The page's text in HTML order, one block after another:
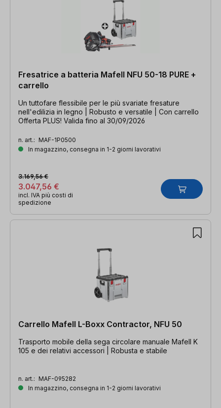
Fresatrice a batteria Mafell NFU 50-18 PURE +
carrello
Un tuttofare flessibile per le più svariate fresature
nell'edilizia in legno | Robusto e versatile | Con carrello
Offerta PLUS! Valida fino al 30/09/2026
n. art.: MAF-1P0500
In magazzino, consegna in 1-2 giorni lavorativi
3.047,56 €
3.169,56 €
incl. IVA più costi di
spedizione
Carrello Mafell L-Boxx Contractor, NFU 50
Trasporto mobile della sega circolare manuale Mafell K
105 e dei relativi accessori | Robusta e stabile
n. art.: MAF-095282
In magazzino, consegna in 1-2 giorni lavorativi